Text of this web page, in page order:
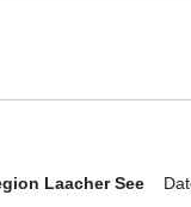
Laacher See